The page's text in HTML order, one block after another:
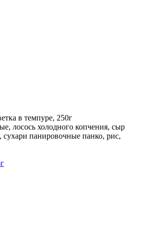
в темпуре, 250г
лосось холодного копчения, сыр
панировочные панко, рис,